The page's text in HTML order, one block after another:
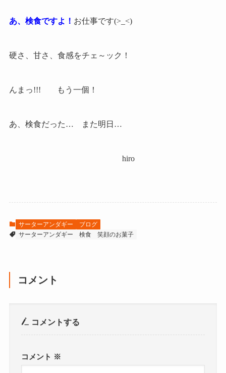
あ、検食ですよ！ お仕事です(>_<)
硬さ、甘さ、食感をチェ～ック！
んまっ!!! もう一個！
あ、検食だった… また明日…
hiro
サーターアンダギー
ブログ
サーターアンダギー
検食 笑顔のお菓子
コメント
コメントする
コメント ※